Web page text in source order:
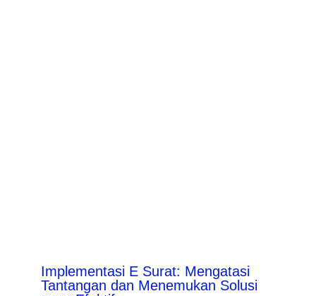
Implementasi E Surat: Mengatasi
Tantangan dan Menemukan Solusi